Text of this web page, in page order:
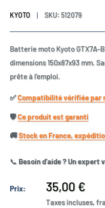
KYOTO SKU: 512079
Batterie moto Kyoto GTX7A-
dimensions 150x87x93 mm.
prête à l’emploi.
✅​Compatibilité vérifiée par
🛡️​Ce produit est garanti
🚚​Stock en France,
📞 Besoin d’aide ? Un expert
Prix:
Prix
réduit
35,00 €
Taxes incluses,